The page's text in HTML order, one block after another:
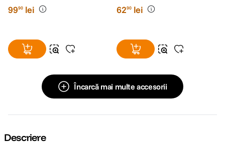
9990 lei 6290 lei
Încarcă mai multe accesorii
Descriere